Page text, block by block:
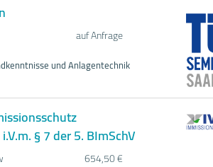
auf Anfrage
und Anlagentechnik
§ 7 der 5. BImSchV
654,50 €